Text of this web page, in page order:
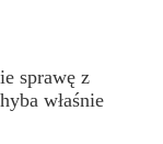
sprawę z
właśnie